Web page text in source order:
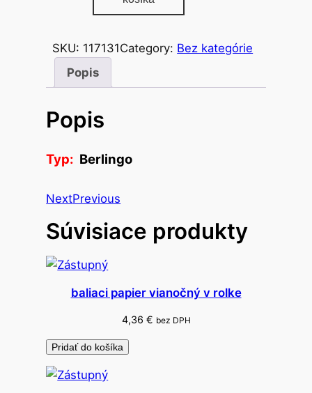
ž
t
v
o
a
l
d
č
r
ý
l
s
SKU: 117131Category: Bez kategórie
Popis
Popis
Typ: Berlingo
NextPrevious
Súvisiace produkty
baliaci papier vianočný v rolke
4,36 € bez DPH
Pridať do košíka